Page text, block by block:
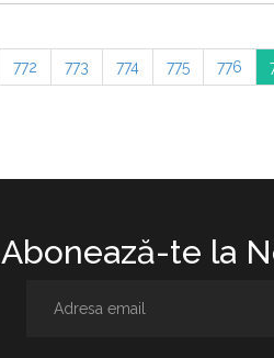
772 773 774 775 776
Abonează-te la